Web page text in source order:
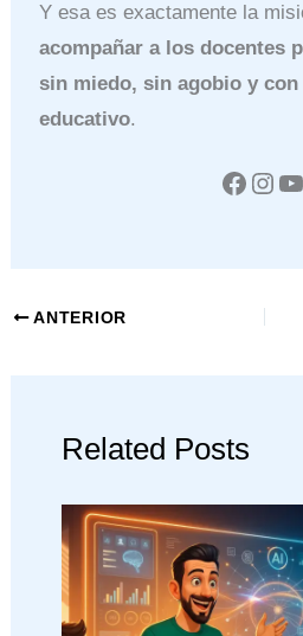
Y esa es exactamente la
acompañar a los docentes
sin miedo, sin agobio y
educativo.
ANTERIOR
Related Posts